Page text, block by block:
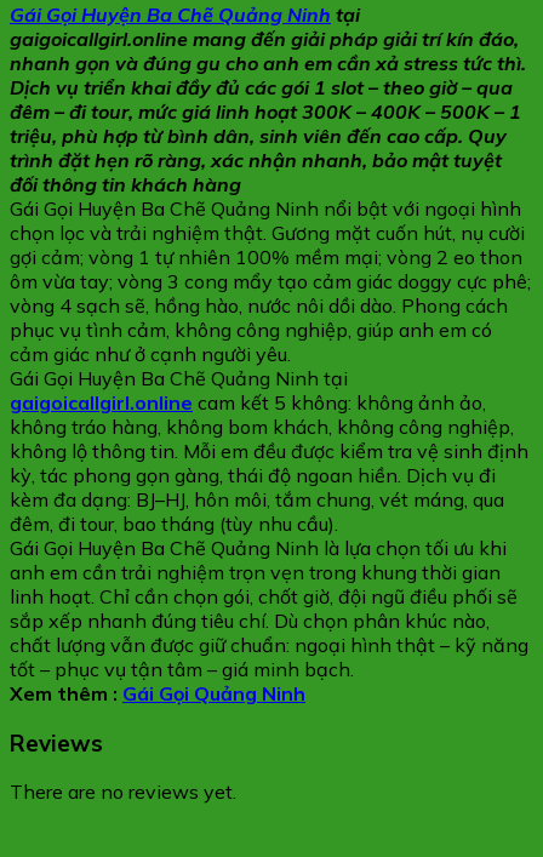
Gái Gọi Huyện Ba Chẽ Quảng Ninh tại
gaigoicallgirl.online mang đến giải pháp giải trí kín đáo,
nhanh gọn và đúng gu cho anh em cần xả stress tức thì.
Dịch vụ triển khai đầy đủ các gói 1 slot – theo giờ – qua
đêm – đi tour, mức giá linh hoạt 300K – 400K – 500K – 1
triệu, phù hợp từ bình dân, sinh viên đến cao cấp. Quy
trình đặt hẹn rõ ràng, xác nhận nhanh, bảo mật tuyệt
đối thông tin khách hàng
Gái Gọi Huyện Ba Chẽ Quảng Ninh nổi bật với ngoại hình
chọn lọc và trải nghiệm thật. Gương mặt cuốn hút, nụ cười
gợi cảm; vòng 1 tự nhiên 100% mềm mại; vòng 2 eo thon
ôm vừa tay; vòng 3 cong mẩy tạo cảm giác doggy cực phê;
vòng 4 sạch sẽ, hồng hào, nước nôi dồi dào. Phong cách
phục vụ tình cảm, không công nghiệp, giúp anh em có
cảm giác như ở cạnh người yêu.
Gái Gọi Huyện Ba Chẽ Quảng Ninh tại
gaigoicallgirl.online cam kết 5 không: không ảnh ảo,
không tráo hàng, không bom khách, không công nghiệp,
không lộ thông tin. Mỗi em đều được kiểm tra vệ sinh định
kỳ, tác phong gọn gàng, thái độ ngoan hiền. Dịch vụ đi
kèm đa dạng: BJ–HJ, hôn môi, tắm chung, vét máng, qua
đêm, đi tour, bao tháng (tùy nhu cầu).
Gái Gọi Huyện Ba Chẽ Quảng Ninh là lựa chọn tối ưu khi
anh em cần trải nghiệm trọn vẹn trong khung thời gian
linh hoạt. Chỉ cần chọn gói, chốt giờ, đội ngũ điều phối sẽ
sắp xếp nhanh đúng tiêu chí. Dù chọn phân khúc nào,
chất lượng vẫn được giữ chuẩn: ngoại hình thật – kỹ năng
tốt – phục vụ tận tâm – giá minh bạch.
Xem thêm : Gái Gọi Quảng Ninh
Reviews
There are no reviews yet.